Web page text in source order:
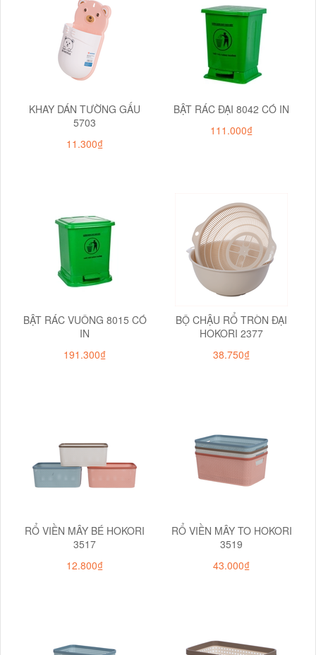
KHAY DÁN TƯỜNG GẤU
5703
11.300₫
BẬT RÁC ĐẠI 8042 CÓ IN
111.000₫
BẬT RÁC VUÔNG 8015 CÓ
IN
191.300₫
BỘ CHẬU RỔ TRÒN ĐẠI
HOKORI 2377
38.750₫
RỔ VIỀN MÂY BÉ HOKORI
3517
12.800₫
RỔ VIỀN MÂY TO HOKORI
3519
43.000₫